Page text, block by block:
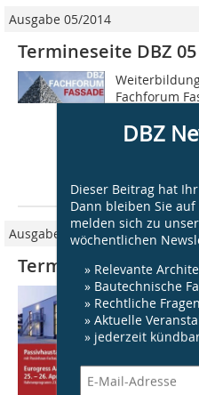
DBZ
Dieser Beitrag hat
Dann bleiben Sie
melden sich zu
wöchentlichen
» Relevante
» Bautechnische
» Rechtliche Fragen
» Aktuelle
» jederzeit
Ausgabe 05/2014
Termineseite DBZ 05
Fachforum
Fachforen
beleuchtet
ebenso wie
Ausgabe 03/2014
Termineseite DBZ 03
Egern am
unter allen
Bauschäden-